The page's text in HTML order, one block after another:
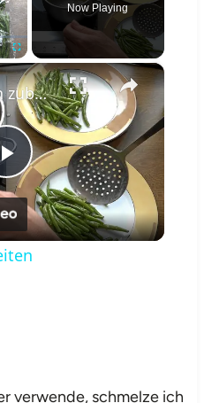
Fullscreen
Now Playing
×
Play
Video
Brechbohnen zubereiten
verwende, schmelze ich